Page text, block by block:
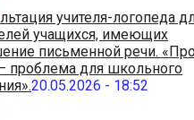
учителя-логопеда
учащихся, имеющих
письменной речи.
проблема для школьного
20.05.2026 - 18:52